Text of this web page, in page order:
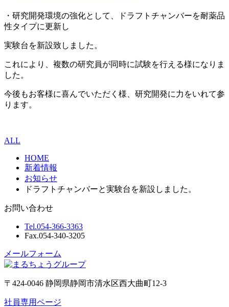
・研究開発環境の強化として、ドラフトチャンバーを耐薬品
性タイプに更新し
実験台を新設致しました。
これにより、複数の研究員が同時に試験を行える様になりま
した。
今後もお客様に喜んでいただく様、研究開発に力をいれて参
ります。
ALL
HOME
新着情報
お知らせ
ドラフトチャンバーと実験台を新設しました。
お問い合わせ
Tel.054-366-3363
Fax.054-340-3205
メールフォーム
〒424-0046 静岡県静岡市清水区西大曲町12-3
社員専用ページ